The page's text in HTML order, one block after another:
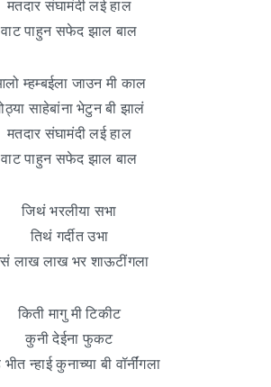
मतदार संघामंदी लई हाल
वाट पाहुन सफेद झाल बाल
म्हम्बईला जाउन मी काल
साहेबांना भेटुन बी झालं
मतदार संघामंदी लई हाल
वाट पाहुन सफेद झाल बाल
जिथं भरलीया सभा
तिथं गर्दीत उभा
लाख लाख भर शाऊटींगला
किती मागु मी टिकीट
कुनी देईना फुकट
न्हाई कुनाच्या बी वॉर्नींगला